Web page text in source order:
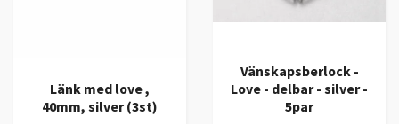
Länk med love ,
40mm, silver (3st)
Vänskapsberlock -
Love - delbar - silver -
5par